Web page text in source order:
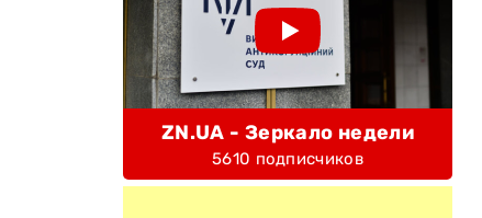
ZN.UA - Зеркало недели
5610 подписчиков